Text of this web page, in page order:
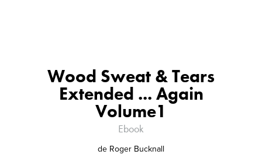
Wood Sweat & Tears
Extended ... Again
Volume1
Ebook
de Roger Bucknall